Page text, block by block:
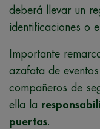
deberá llevar un
identificaciones o
Importante
azafata de
compañeros de
ella la
puertas.